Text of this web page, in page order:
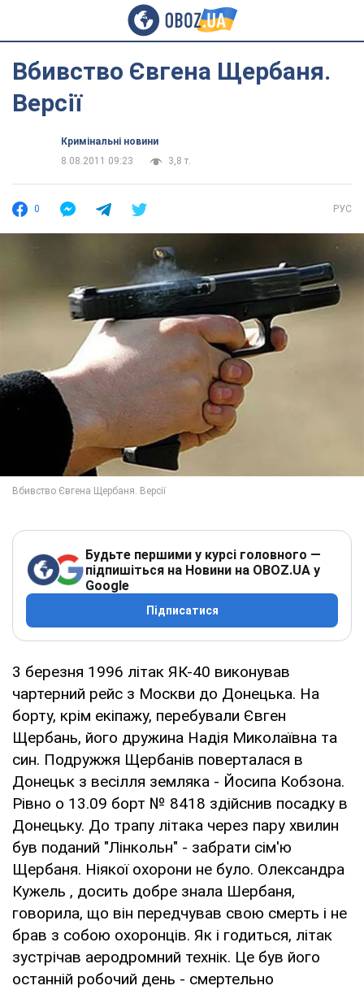
Вбивство Євгена Щербаня.
Версії
Кримінальні новини
8.08.2011 09:23
3,8 т.
0 РУС
Будьте першими у курсі головного —
підпишіться на Новини на OBOZ.UA у
Google
Підписатися
3 березня 1996 літак ЯК-40 виконував
чартерний рейс з Москви до Донецька. На
борту, крім екіпажу, перебували Євген
Щербань, його дружина Надія Миколаївна та
син. Подружжя Щербанів поверталася в
Донецьк з весілля земляка - Йосипа Кобзона.
Рівно о 13.09 борт № 8418 здійснив посадку в
Донецьку. До трапу літака через пару хвилин
був поданий "Лінкольн" - забрати сім'ю
Щербаня. Ніякої охорони не було. Олександра
Кужель , досить добре знала Шербаня,
говорила, що він передчував свою смерть і не
брав з собою охоронців. Як і годиться, літак
зустрічав аеродромний технік. Це був його
останній робочий день - смертельно